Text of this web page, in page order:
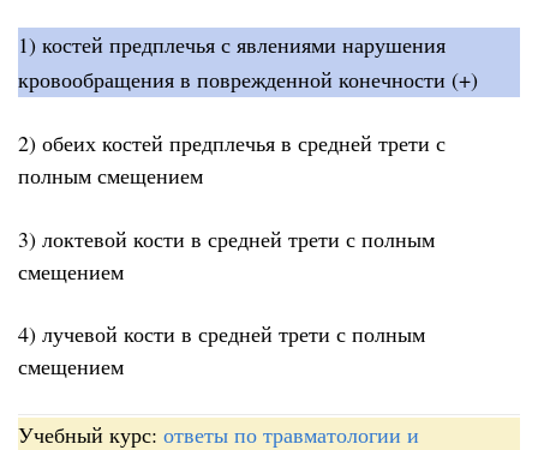
1) костей предплечья с явлениями нарушения
кровообращения в поврежденной конечности (+)
2) обеих костей предплечья в средней трети с
полным смещением
3) локтевой кости в средней трети с полным
смещением
4) лучевой кости в средней трети с полным
смещением
Учебный курс: ответы по травматологии и